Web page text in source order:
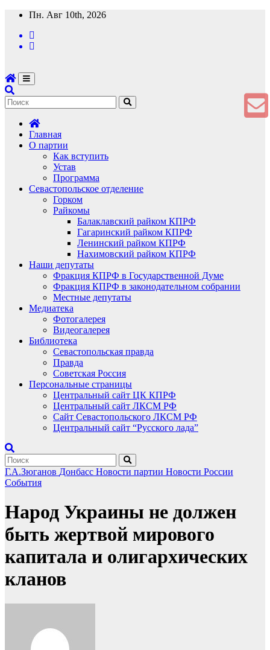
Перейти
содержимому
Пн. Авг 10th, 2026
Главная
О партии
Как вступить
Устав
Программа
Севастопольское отделение
Горком
Райкомы
Балаклавский райком КПРФ
Гагаринский райком КПРФ
Ленинский райком КПРФ
Нахимовский райком КПРФ
Наши депутаты
Фракция КПРФ в Государственной Думе
Фракция КПРФ в законодательном собрании
Местные депутаты
Медиатека
Фотогалерея
Видеогалерея
Библиотека
Севастопольская правда
Правда
Советская Россия
Персональные страницы
Центральный сайт ЦК КПРФ
Центральный сайт ЛКСМ РФ
Сайт Севастопольского ЛКСМ РФ
Центральный сайт “Русского лада”
Г.А.Зюганов Донбасс Новости партии Новости России
События
Народ Украины не должен
быть жертвой мирового
капитала и олигархических
кланов